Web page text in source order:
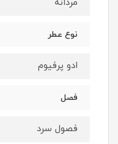
مردانه
نوع عطر
ادو پرفیوم
فصل
فصول سرد